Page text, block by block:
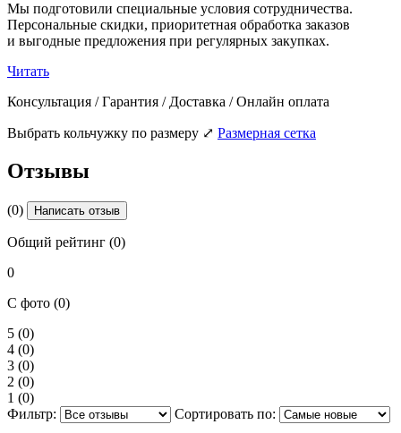
Мы подготовили специальные условия сотрудничества.
Персональные скидки, приоритетная обработка заказов
и выгодные предложения при регулярных закупках.
Читать
Консультация / Гарантия / Доставка / Онлайн оплата
Выбрать кольчужку по размеру ⤢ Размерная сетка
Отзывы
(0) Написать отзыв
Общий рейтинг (0)
0
С фото (0)
5 (0)
4 (0)
3 (0)
2 (0)
1 (0)
Фильтр:
Сортировать по: